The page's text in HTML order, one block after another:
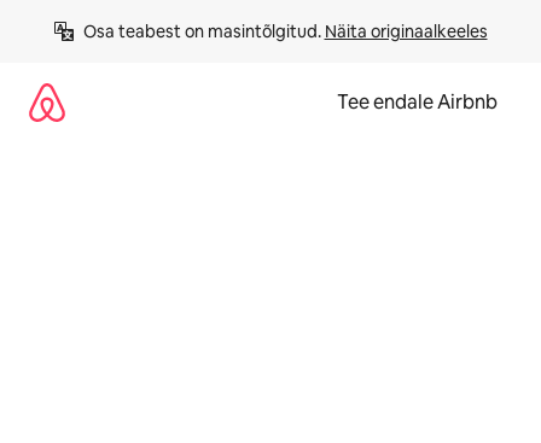
Osa teabest on masintõlgitud. Näita originaalkeeles
Tee endale Airbnb